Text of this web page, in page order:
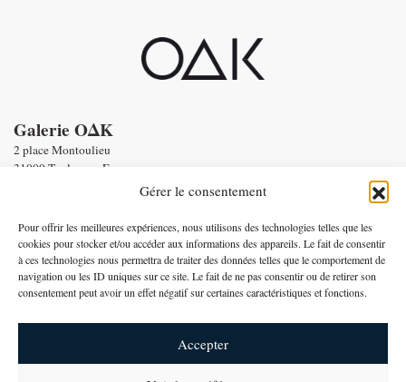
Gérer le consentement
Pour offrir les meilleures expériences, nous utilisons des technologies telles que les
cookies pour stocker et/ou accéder aux informations des appareils. Le fait de consentir
à ces technologies nous permettra de traiter des données telles que le comportement de
navigation ou les ID uniques sur ce site. Le fait de ne pas consentir ou de retirer son
consentement peut avoir un effet négatif sur certaines caractéristiques et fonctions.
Accepter
Galerie OΔK
2 place Montoulieu
31000 Toulouse - France
+33 6 58 56 86 19
-Conditions générales de vente
-Mentions légales
Paiement par
Français